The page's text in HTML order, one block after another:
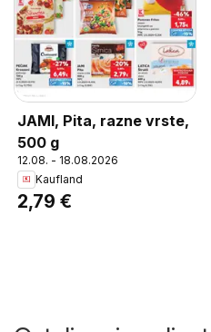
JAMI, Pita, razne vrste,
500 g
12.08. - 18.08.2026
Kaufland
2,79 €